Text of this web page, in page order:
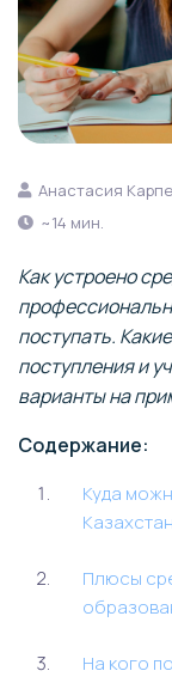
Анастасия
~14 мин.
Как устроено
поступать.
поступления и
варианты на
Содержание:
Куда
Плюсы
На кого